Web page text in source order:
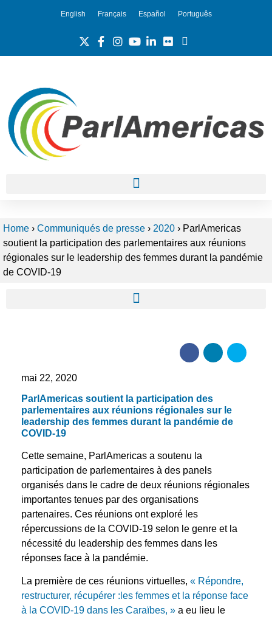
English Français Español Português
Home › Communiqués de presse › 2020 › ParlAmericas
soutient la participation des parlementaires aux réunions
régionales sur le leadership des femmes durant la pandémie
de COVID-19
mai 22, 2020
ParlAmericas soutient la participation des
parlementaires aux réunions régionales sur le
leadership des femmes durant la pandémie de
COVID-19
Cette semaine, ParlAmericas a soutenu la
participation de parlementaires à des panels
organisés dans le cadre de deux réunions régionales
importantes tenues par des organisations
partenaires. Ces réunions ont exploré les
répercussions de la COVID-19 selon le genre et la
nécessité du leadership des femmes dans les
réponses face à la pandémie.
La première de ces réunions virtuelles, « Répondre,
restructurer, récupérer :les femmes et la réponse face
à la COVID-19 dans les Caraïbes, » a eu lieu le